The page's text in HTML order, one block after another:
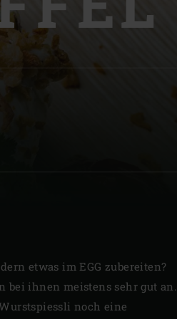
Schweiz (Français)
etwas im EGG zubereiten?
bei ihnen meistens sehr gut an.
noch eine